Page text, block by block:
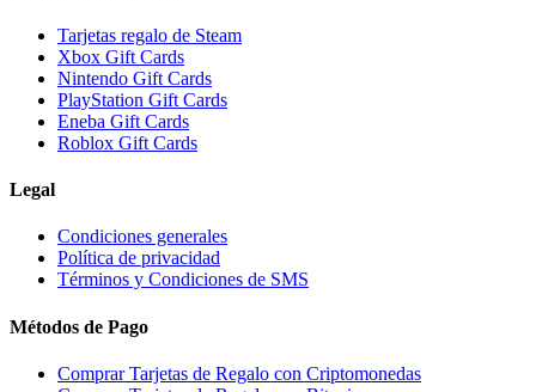
Tarjetas regalo de Steam
Xbox Gift Cards
Nintendo Gift Cards
PlayStation Gift Cards
Eneba Gift Cards
Roblox Gift Cards
Legal
Condiciones generales
Política de privacidad
Términos y Condiciones de SMS
Métodos de Pago
Comprar Tarjetas de Regalo con Criptomonedas